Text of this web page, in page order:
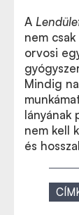
A
nem csak
orvosi
Mindig
lányának
nem kell
és